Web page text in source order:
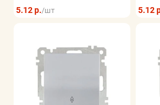
5.12 р./шт 5.12